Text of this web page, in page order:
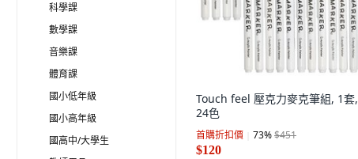
科學課
數學課
音樂課
體育課
國小低年級
國小高年級
國高中/大學生
Touch feel 壓克力麥克筆組, 1套,
24色
首購折扣價 73%$451
$120